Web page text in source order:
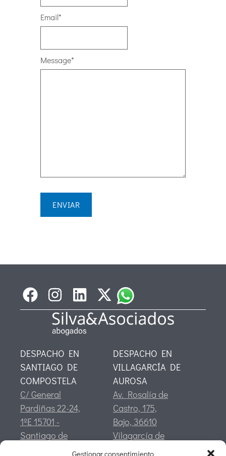
Gestionar consentimiento
Message*
Email*
DESPACHO EN
SANTIAGO DE
COMPOSTELA
C/ General
Pardiñas 22-24,
1ºE 15701 -
Santiago de
DESPACHO EN
VILLAGARCÍA DE
AUROSA
Av. Rosalía de
Castro, 175,
Bajo, 36610
Vilagarcía de
Arousa,